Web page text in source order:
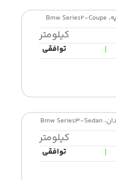
کیلومتر
|
توافقی
کیلومتر
|
توافقی